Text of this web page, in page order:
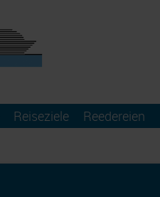
Reiseziele Reedereien